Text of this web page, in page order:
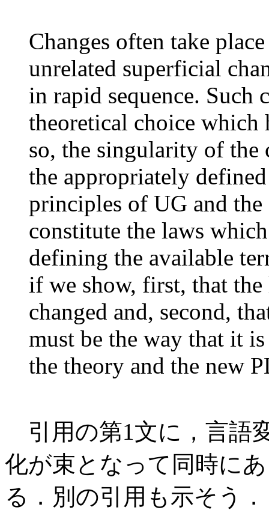
Changes often take
unrelated superficial
in rapid sequence. Such
theoretical choice which
so, the singularity of the
the appropriately
principles of UG and
constitute the laws
defining the available
if we show, first, that
changed and, second,
must be the way that it
the theory and the new
引用の第1文に，言語
化が束となって同時に
る．別の引用も示そう．